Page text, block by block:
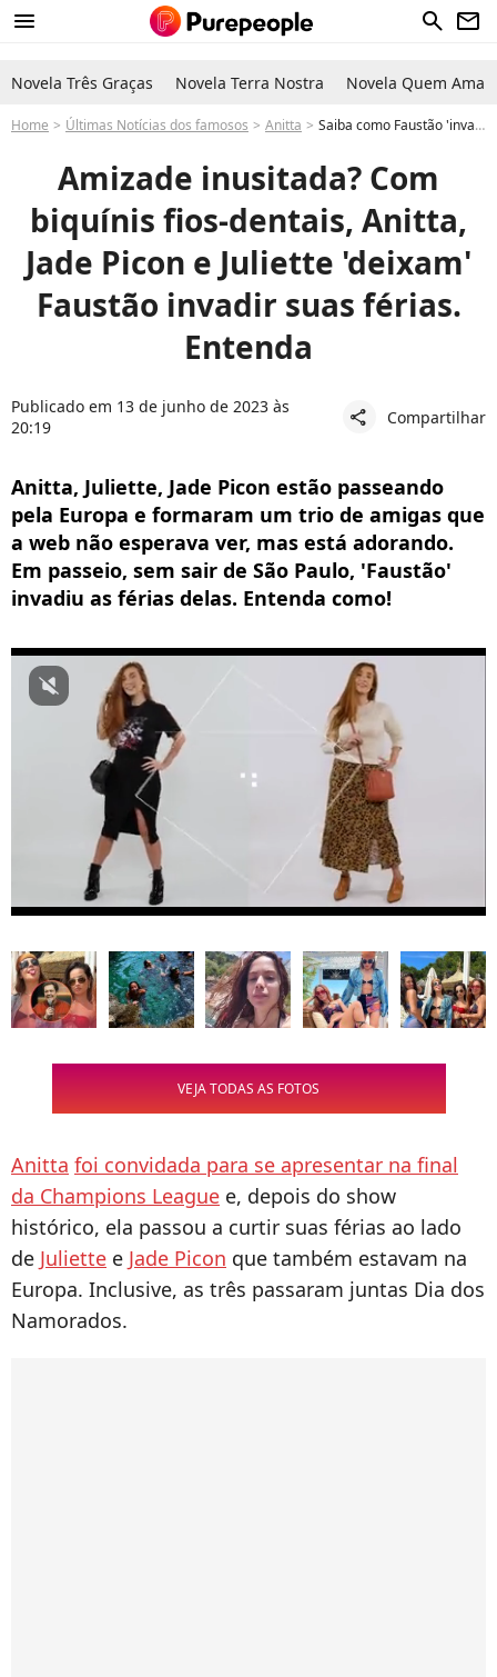
menu search newsletter
Novela Três Graças Novela Terra Nostra Novela Quem Ama
Home Últimas Notícias dos famosos Anitta Saiba como Faustão 'invadiu' as férias do trio inusitado: Anitta, Jade Picon e Juliette
Amizade inusitada? Com
biquínis fios-dentais, Anitta,
Jade Picon e Juliette 'deixam'
Faustão invadir suas férias.
Entenda
Publicado em 13 de junho de 2023 às
20:19
share Compartilhar
Anitta, Juliette, Jade Picon estão passeando
pela Europa e formaram um trio de amigas que
a web não esperava ver, mas está adorando.
Em passeio, sem sair de São Paulo, 'Faustão'
invadiu as férias delas. Entenda como!
VEJA TODAS AS FOTOS
Anitta foi convidada para se apresentar na final
da Champions League e, depois do show
histórico, ela passou a curtir suas férias ao lado
de Juliette e Jade Picon que também estavam na
Europa. Inclusive, as três passaram juntas Dia dos
Namorados.